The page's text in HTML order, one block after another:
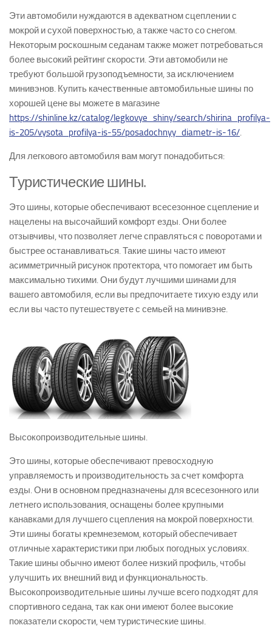
Эти автомобили нуждаются в адекватном сцеплении с
мокрой и сухой поверхностью, а также часто со снегом.
Некоторым роскошным седанам также может потребоваться
более высокий рейтинг скорости. Эти автомобили не
требуют большой грузоподъемности, за исключением
минивэнов. Купить качественные автомобильные шины по
хорошей цене вы можете в магазине
https://shinline.kz/catalog/legkovye_shiny/search/shirina_profilya-
is-205/vysota_profilya-is-55/posadochnyy_diametr-is-16/.
Для легкового автомобиля вам могут понадобиться:
Туристические шины.
Это шины, которые обеспечивают всесезонное сцепление и
нацелены на высочайший комфорт езды. Они более
отзывчивы, что позволяет легче справляться с поворотами и
быстрее останавливаться. Такие шины часто имеют
асимметричный рисунок протектора, что помогает им быть
максимально тихими. Они будут лучшими шинами для
вашего автомобиля, если вы предпочитаете тихую езду или
если вы часто путешествуете с семьей на минивэне.
Высокопроизводительные шины.
Это шины, которые обеспечивают превосходную
управляемость и производительность за счет комфорта
езды. Они в основном предназначены для всесезонного или
летнего использования, оснащены более крупными
канавками для лучшего сцепления на мокрой поверхности.
Эти шины богаты кремнеземом, который обеспечивает
отличные характеристики при любых погодных условиях.
Такие шины обычно имеют более низкий профиль, чтобы
улучшить их внешний вид и функциональность.
Высокопроизводительные шины лучше всего подходят для
спортивного седана, так как они имеют более высокие
показатели скорости, чем туристические шины.